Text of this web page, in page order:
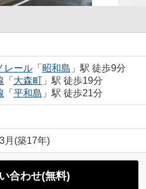
レール「 昭和島 」駅 徒歩9分
「 大森町」駅 徒歩19分
「 平和島 」駅 徒歩21分
月(築17年)
合わせ(無料)